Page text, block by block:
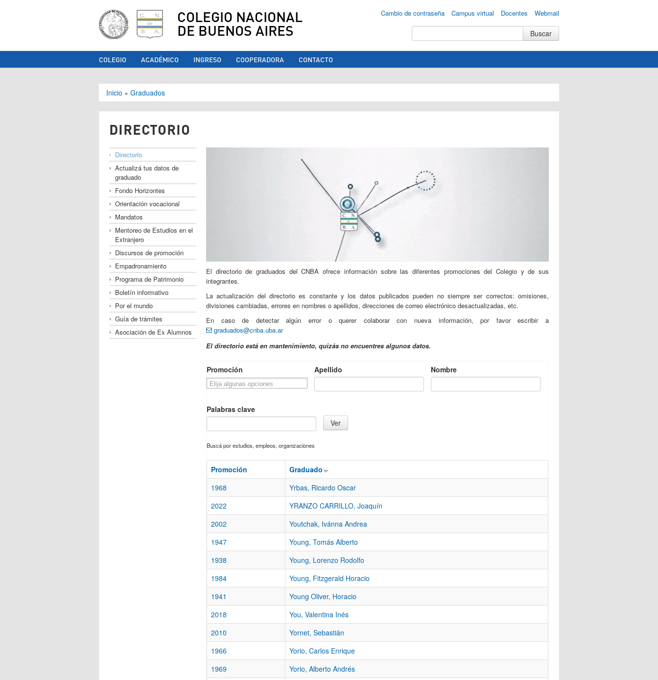
COLEGIO NACIONAL
DE BUENOS AIRES
Cambio de contraseña Campus virtual Docentes Webmail
COLEGIO ACADÉMICO INGRESO COOPERADORA CONTACTO
Se encuentra usted aquí
Inicio » Graduados
DIRECTORIO
Directorio
Actualizá tus datos de
graduado
Fondo Horizontes
Orientación vocacional
Mandatos
Mentoreo de Estudios en el
Extranjero
Discursos de promoción
Empadronamiento
Programa de Patrimonio
Boletín informativo
Por el mundo
Guía de trámites
Asociación de Ex Alumnos
El directorio de graduados del CNBA ofrece información sobre las diferentes promociones del Colegio y de sus
integrantes.
La actualización del directorio es constante y los datos publicados pueden no siempre ser correctos: omisiones,
divisiones cambiadas, errores en nombres o apellidos, direcciones de correo electrónico desactualizadas, etc.
En caso de detectar algún error o querer colaborar con nueva información, por favor escribir a
graduados@cnba.uba.ar
El directorio está en mantenimiento, quizás no encuentres algunos datos.
Promoción Apellido Nombre
Palabras clave
Buscá por estudios, empleos, organizaciones
Promoción
Graduado
1968
Yrbas, Ricardo Oscar
2022
YRANZO CARRILLO, Joaquín
2002
Youtchak, Ivánna Andrea
1947
Young, Tomás Alberto
1938
Young, Lorenzo Rodolfo
1984
Young, Fitzgerald Horacio
1941
Young Oliver, Horacio
2018
You, Valentina Inés
2010
Yornet, Sebastián
1966
Yorio, Carlos Enrique
1969
Yorio, Alberto Andrés